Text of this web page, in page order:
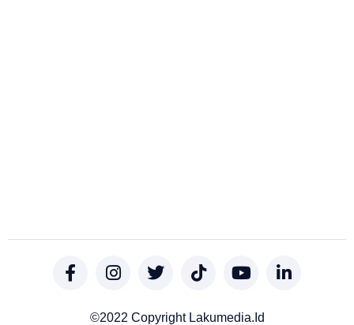
©2022 Copyright Lakumedia.id